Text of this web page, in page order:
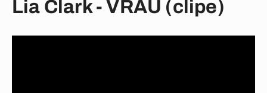
Lia Clark - VRAU (clipe)